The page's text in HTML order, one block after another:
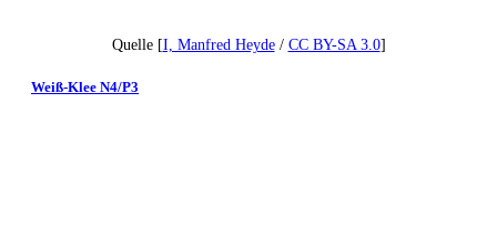
Quelle [I, Manfred Heyde/ CC BY-SA 3.0]
Weiß-Klee N4/P3